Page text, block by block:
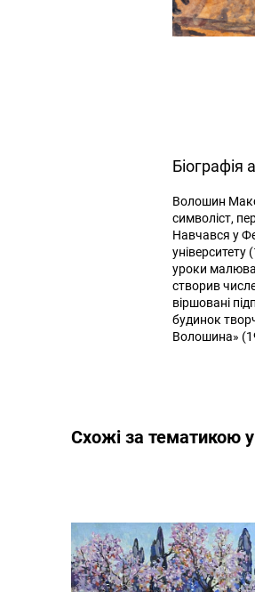
Біографія
Волошин
символіст,
Навчався у
уроки
створив
віршовані
будинок
Волошина»
Cхожі за тематикою